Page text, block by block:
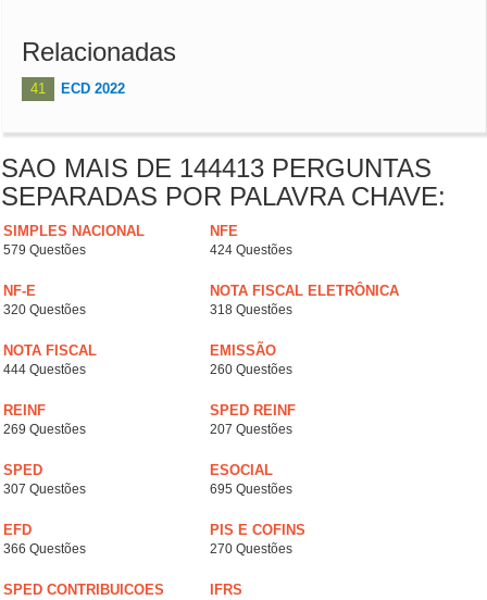
Relacionadas
41 ECD 2022
SAO MAIS DE 144413 PERGUNTAS
SEPARADAS POR PALAVRA CHAVE:
SIMPLES NACIONAL
579 Questões
NFE
424 Questões
NF-E
320 Questões
NOTA FISCAL ELETRÔNICA
318 Questões
NOTA FISCAL
444 Questões
EMISSÃO
260 Questões
REINF
269 Questões
SPED REINF
207 Questões
SPED
307 Questões
ESOCIAL
695 Questões
EFD
366 Questões
PIS E COFINS
270 Questões
SPED CONTRIBUICOES IFRS